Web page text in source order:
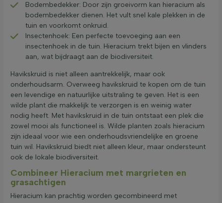
Bodembedekker: Door zijn groeivorm kan hieracium als
bodembedekker dienen. Het vult snel kale plekken in de
tuin en voorkomt onkruid.
Insectenhoek: Een perfecte toevoeging aan een
insectenhoek in de tuin. Hieracium trekt bijen en vlinders
aan, wat bijdraagt aan de biodiversiteit.
Havikskruid is niet alleen aantrekkelijk, maar ook
onderhoudsarm. Overweeg havikskruid te kopen om de tuin
een levendige en natuurlijke uitstraling te geven. Het is een
wilde plant die makkelijk te verzorgen is en weinig water
nodig heeft. Met havikskruid in de tuin ontstaat een plek die
zowel mooi als functioneel is. Wilde planten zoals hieracium
zijn ideaal voor wie een onderhoudsvriendelijke en groene
tuin wil. Havikskruid biedt niet alleen kleur, maar ondersteunt
ook de lokale biodiversiteit.
Combineer Hieracium met margrieten en
grasachtigen
Hieracium kan prachtig worden gecombineerd met